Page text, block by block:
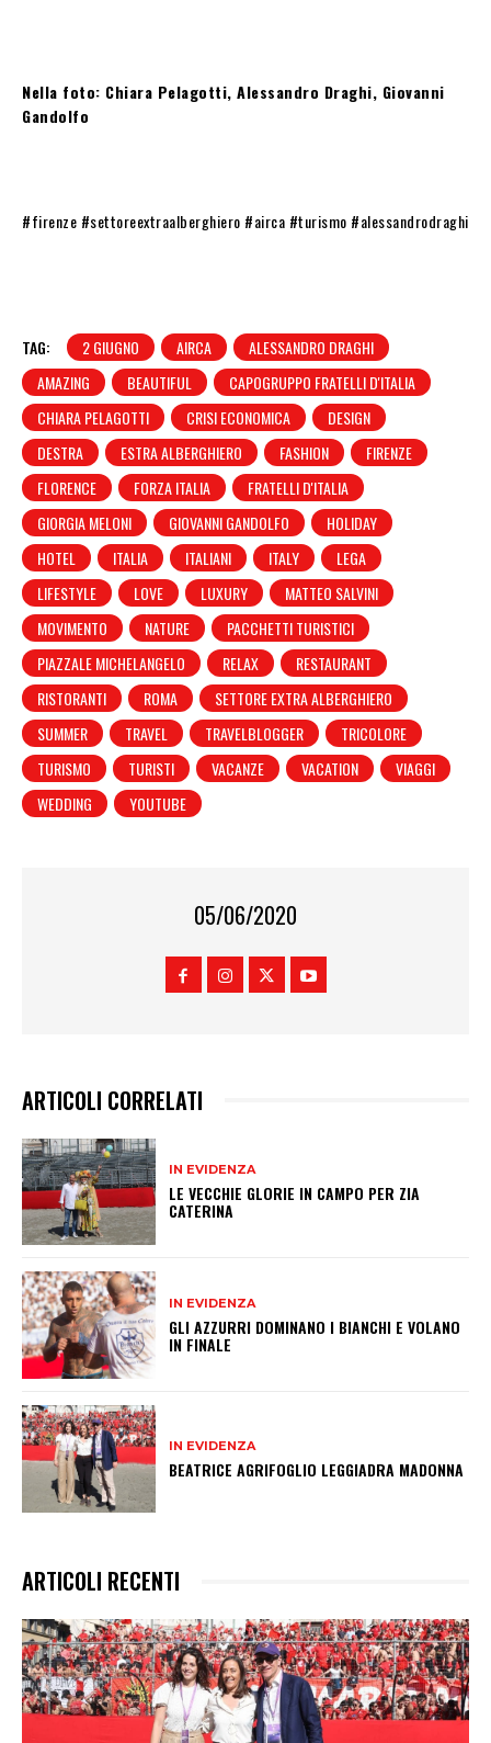
Nella foto: Chiara Pelagotti, Alessandro Draghi, Giovanni
Gandolfo
#firenze #settoreextraalberghiero #airca #turismo #alessandrodraghi
TAG: 2 GIUGNO AIRCA
ALESSANDRO DRAGHI
AMAZING
BEAUTIFUL
CAPOGRUPPO FRATELLI D'ITALIA
CHIARA PELAGOTTI
CRISI ECONOMICA
DESIGN
DESTRA
ESTRA ALBERGHIERO FASHION
FIRENZE
FLORENCE
FORZA ITALIA
FRATELLI D'ITALIA
GIORGIA MELONI
GIOVANNI GANDOLFO
HOLIDAY
HOTEL
ITALIA ITALIANI ITALY
LEGA
LIFESTYLE
LOVE LUXURY
MATTEO SALVINI
MOVIMENTO
NATURE
PACCHETTI TURISTICI
PIAZZALE MICHELANGELO
RELAX
RESTAURANT
RISTORANTI
ROMA
SETTORE EXTRA ALBERGHIERO
SUMMER
TRAVEL TRAVELBLOGGER
TRICOLORE
TURISMO
TURISTI VACANZE VACATION
VIAGGI
WEDDING
YOUTUBE
05/06/2020
ARTICOLI CORRELATI
IN EVIDENZA
LE VECCHIE GLORIE IN CAMPO PER ZIA
CATERINA
IN EVIDENZA
GLI AZZURRI DOMINANO I BIANCHI E VOLANO
IN FINALE
IN EVIDENZA
BEATRICE AGRIFOGLIO LEGGIADRA MADONNA
ARTICOLI RECENTI